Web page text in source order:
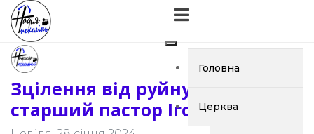
Головна
Церква
Зцілення від руйнування -
старший пастор Ігор Семенюк